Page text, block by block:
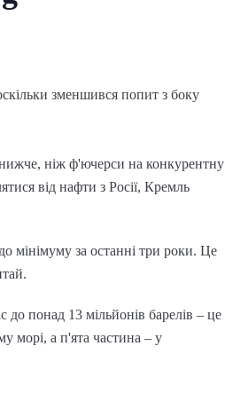
зменшився попит з боку
ніж ф'ючерси на конкурентну
від нафти з Росії, Кремль
мінімуму за останні три роки. Це
до понад 13 мільйонів барелів – це
морі, а п'ята частина – у